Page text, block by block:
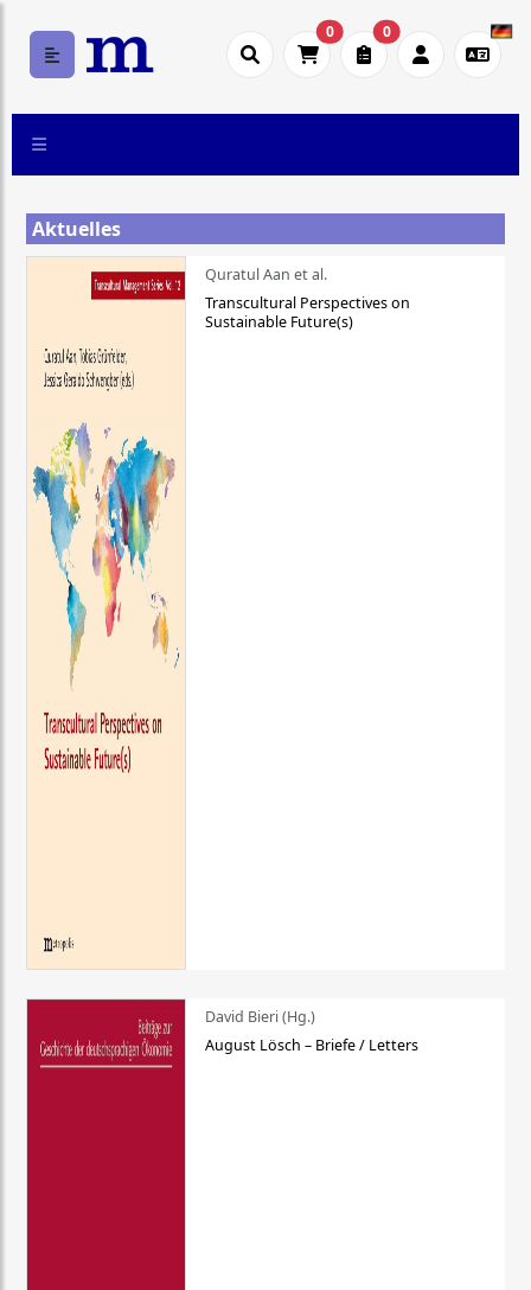
0 0
Aktuelles
Quratul Aan et al.
Transcultural Perspectives on
Sustainable Future(s)
David Bieri (Hg.)
August Lösch – Briefe / Letters